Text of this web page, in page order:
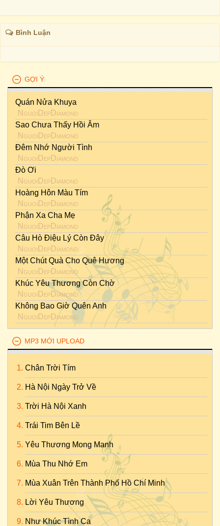
Bình Luận
GỢI Ý
Quán Nửa Khuya
NguoiDepDiamond
Sao Chưa Thấy Hồi Âm
NguoiDepDiamond
Đêm Nhớ Người Tình
NguoiDepDiamond
Đò Ơi
NguoiDepDiamond
Hoàng Hôn Màu Tím
NguoiDepDiamond
Phận Xa Cha Mẹ
NguoiDepDiamond
Câu Hò Điệu Lý Còn Đây
NguoiDepDiamond
Một Chút Quà Cho Quê Hương
NguoiDepDiamond
Khúc Yêu Thương Còn Chờ
NguoiDepDiamond
Không Bao Giờ Quên Anh
NguoiDepDiamond
MP3 MỚI UPLOAD
Chân Trời Tím
Hà Nội Ngày Trở Về
Trời Hà Nội Xanh
Trái Tim Bên Lề
Yêu Thương Mong Manh
Mùa Thu Nhớ Em
Mùa Xuân Trên Thành Phố Hồ Chí Minh
Lời Yêu Thương
Như Khúc Tình Ca